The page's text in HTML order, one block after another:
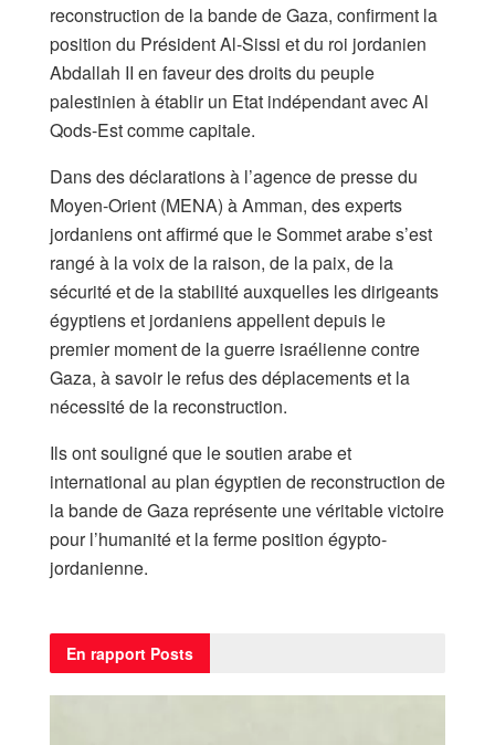
reconstruction de la bande de Gaza, confirment la
position du Président Al-Sissi et du roi jordanien
Abdallah II en faveur des droits du peuple
palestinien à établir un Etat indépendant avec Al
Qods-Est comme capitale.
Dans des déclarations à l’agence de presse du
Moyen-Orient (MENA) à Amman, des experts
jordaniens ont affirmé que le Sommet arabe s’est
rangé à la voix de la raison, de la paix, de la
sécurité et de la stabilité auxquelles les dirigeants
égyptiens et jordaniens appellent depuis le
premier moment de la guerre israélienne contre
Gaza, à savoir le refus des déplacements et la
nécessité de la reconstruction.
Ils ont souligné que le soutien arabe et
international au plan égyptien de reconstruction de
la bande de Gaza représente une véritable victoire
pour l’humanité et la ferme position égypto-
jordanienne.
En rapport Posts